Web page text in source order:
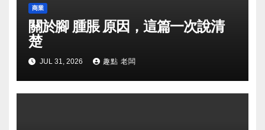
商業
關於腳 腫脹 原因，這篇一次說清
楚
JUL 31, 2026 趣點 老闆